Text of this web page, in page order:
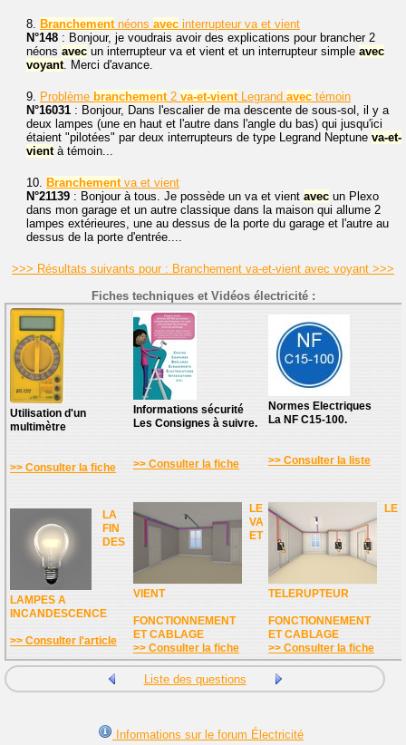
8. Branchement néons avec interrupteur va et vient
N°148 : Bonjour, je voudrais avoir des explications pour brancher 2
néons avec un interrupteur va et vient et un interrupteur simple avec
voyant . Merci d'avance.
9. Problème branchement 2 va-et-vient Legrand avec témoin
N°16031 : Bonjour, Dans l'escalier de ma descente de sous-sol, il y a
deux lampes (une en haut et l'autre dans l'angle du bas) qui jusqu'ici
étaient "pilotées" par deux interrupteurs de type Legrand Neptune va-et-
vient à témoin...
10. Branchement va et vient
N°21139 : Bonjour à tous. Je possède un va et vient avec un Plexo
dans mon garage et un autre classique dans la maison qui allume 2
lampes extérieures, une au dessus de la porte du garage et l'autre au
dessus de la porte d'entrée....
>>> Résultats suivants pour : Branchement va-et-vient avec voyant >>>
Fiches techniques et Vidéos électricité :
Utilisation d'un
multimètre
>> Consulter la fiche
Informations sécurité
Les Consignes à suivre.
>> Consulter la fiche
Normes Electriques
La NF C15-100.
>> Consulter la liste
LA
FIN
DES
LAMPES A
INCANDESCENCE
>> Consulter l'article
LE
VA
ET
VIENT
FONCTIONNEMENT
ET CABLAGE
>> Consulter la fiche
LE
TELERUPTEUR
FONCTIONNEMENT
ET CABLAGE
>> Consulter la fiche
Liste des questions
Informations sur le forum Électricité